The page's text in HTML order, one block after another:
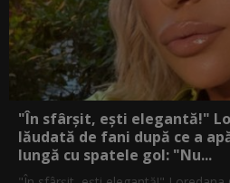
"În sfârșit, ești elegantă!"
lăudată de fani după ce a
lungă cu spatele gol: "Nu...